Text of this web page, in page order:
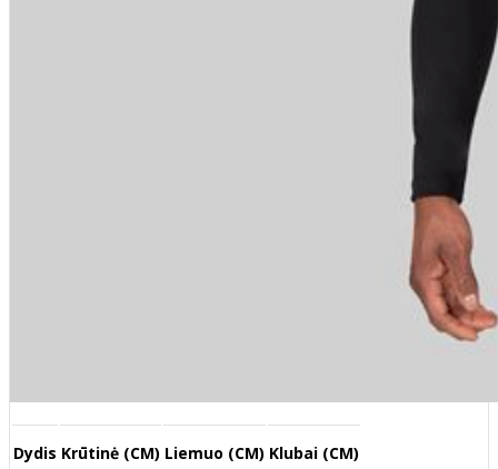
Dydis Krūtinė (CM) Liemuo (CM) Klubai (CM)